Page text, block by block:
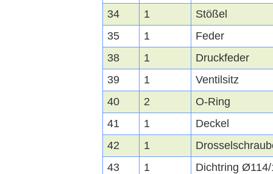
34
1
Stößel
35
1
Feder
38
1
Druckfeder
39
1
Ventilsitz
40
2
O-Ring
41
1
Deckel
42
1
43
1
Dichtring